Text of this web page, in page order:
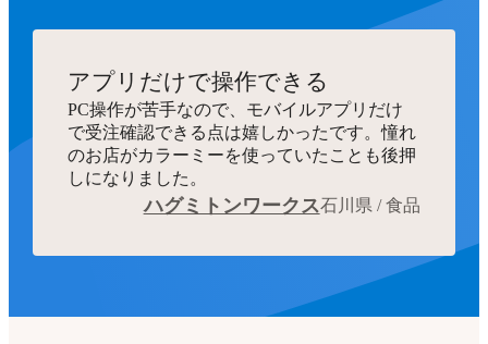
アプリだけで操作できる
PC操作が苦手なので、モバイルアプリだけ
で受注確認できる点は嬉しかったです。憧れ
のお店がカラーミーを使っていたことも後押
しになりました。
ハグミトンワークス石川県 / 食品